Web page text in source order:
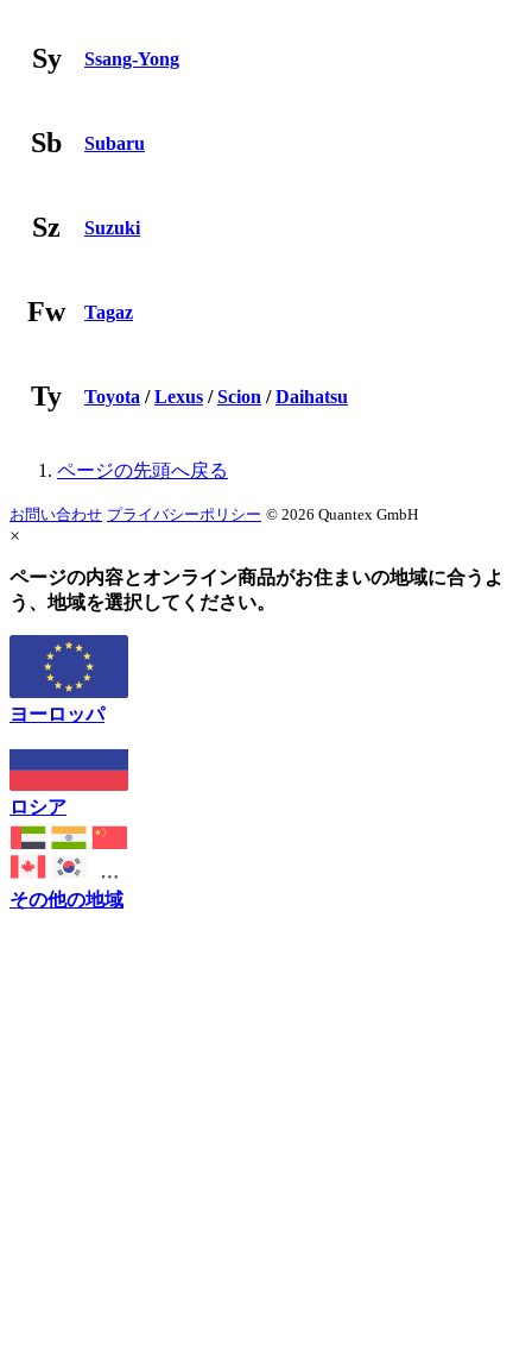
Sy Ssang-Yong
Sb Subaru
Sz Suzuki
Fw Tagaz
Ty Toyota /Lexus /Scion /Daihatsu
ページの先頭へ戻る
お問い合わせ プライバシーポリシー © 2026 Quantex GmbH
×
ページの内容とオンライン商品がお住まいの地域に合うよ
う、地域を選択してください。
ヨーロッパ
ロシア
その他の地域